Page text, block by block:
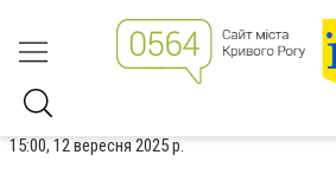
15:00, 12 вересня 2025 р.